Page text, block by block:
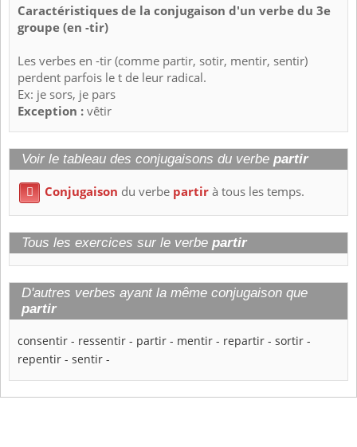
Caractéristiques de la conjugaison d'un verbe du 3e
groupe (en -tir)
Les verbes en -tir (comme partir, sotir, mentir, sentir)
perdent parfois le t de leur radical.
Ex: je sors, je pars
Exception :vêtir
Voir le tableau des conjugaisons du verbe partir
 Conjugaison du verbe partirà tous les temps.
Tous les exercices sur le verbe partir
D'autres verbes ayant la même conjugaison que
partir
consentir - ressentir - partir - mentir - repartir - sortir -
repentir - sentir -